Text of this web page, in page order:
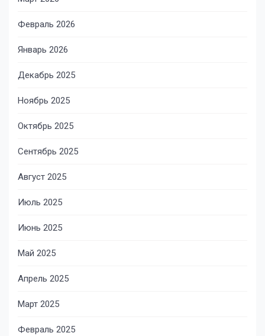
Февраль 2026
Январь 2026
Декабрь 2025
Ноябрь 2025
Октябрь 2025
Сентябрь 2025
Август 2025
Июль 2025
Июнь 2025
Май 2025
Апрель 2025
Март 2025
Февраль 2025